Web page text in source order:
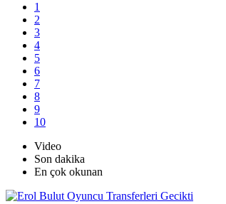
1
2
3
4
5
6
7
8
9
10
Video
Son dakika
En çok okunan